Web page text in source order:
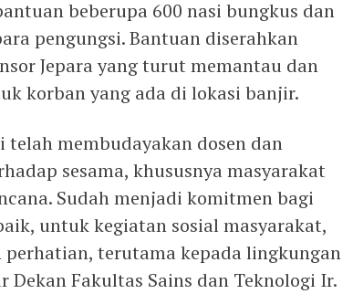
beberupa 600 nasi bungkus dan
pengungsi. Bantuan diserahkan
Jepara yang turut memantau dan
korban yang ada di lokasi banjir.
telah membudayakan dosen dan
sesama, khususnya masyarakat
Sudah menjadi komitmen bagi
untuk kegiatan sosial masyarakat,
terutama kepada lingkungan
Dekan Fakultas Sains dan Teknologi Ir.